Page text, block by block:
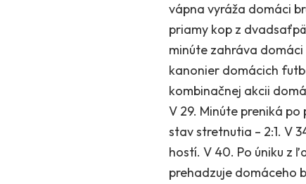
vápna vyráža domáci
priamy kop z
minúte zahráva
kanonier domácich
kombinačnej akcii
V 29. Minúte preniká
stav stretnutia – 2:1. V
hostí. V 40. Po úniku z
prehadzuje domáceho